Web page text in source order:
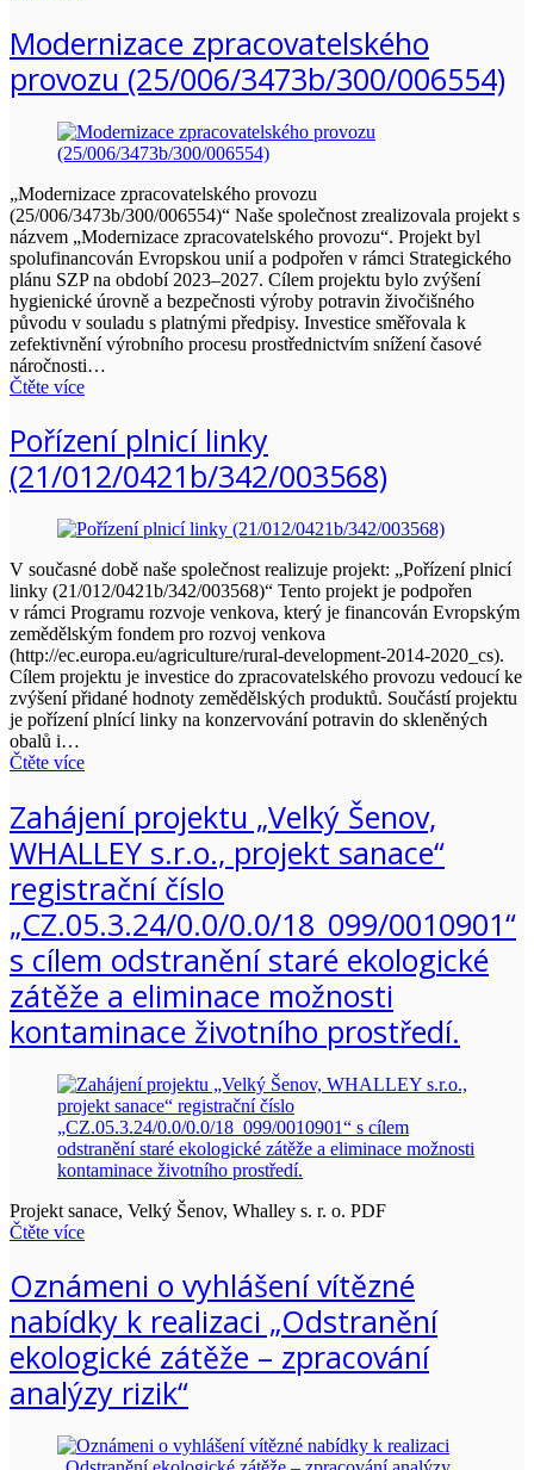
Modernizace zpracovatelského
provozu (25/006/3473b/300/006554)
„Modernizace zpracovatelského provozu
(25/006/3473b/300/006554)“ Naše společnost zrealizovala projekt s
názvem „Modernizace zpracovatelského provozu“. Projekt byl
spolufinancován Evropskou unií a podpořen v rámci Strategického
plánu SZP na období 2023–2027. Cílem projektu bylo zvýšení
hygienické úrovně a bezpečnosti výroby potravin živočišného
původu v souladu s platnými předpisy. Investice směřovala k
zefektivnění výrobního procesu prostřednictvím snížení časové
náročnosti…
Čtěte více
Pořízení plnicí linky
(21/012/0421b/342/003568)
V současné době naše společnost realizuje projekt: „Pořízení plnicí
linky (21/012/0421b/342/003568)“ Tento projekt je podpořen
v rámci Programu rozvoje venkova, který je financován Evropským
zemědělským fondem pro rozvoj venkova
(http://ec.europa.eu/agriculture/rural-development-2014-2020_cs).
Cílem projektu je investice do zpracovatelského provozu vedoucí ke
zvýšení přidané hodnoty zemědělských produktů. Součástí projektu
je pořízení plnící linky na konzervování potravin do skleněných
obalů i…
Čtěte více
Zahájení projektu „Velký Šenov,
WHALLEY s.r.o., projekt sanace“
registrační číslo
„CZ.05.3.24/0.0/0.0/18_099/0010901“
s cílem odstranění staré ekologické
zátěže a eliminace možnosti
kontaminace životního prostředí.
Projekt sanace, Velký Šenov, Whalley s. r. o. PDF
Čtěte více
Oznámeni o vyhlášení vítězné
nabídky k realizaci „Odstranění
ekologické zátěže – zpracování
analýzy rizik“